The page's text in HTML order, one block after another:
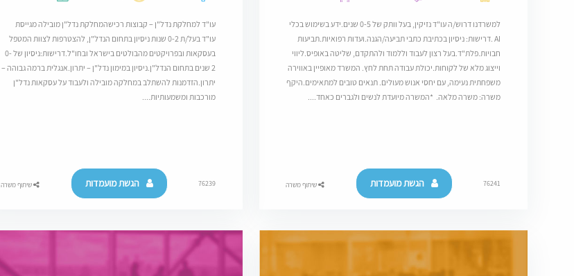
למשרדנו דרוש/ה עו"ד נזיקין, בעל וותק של 0-5 שנים.ידע בשימוש בכלי
AI .דרישות: ניסיון בכתיבת כתבי תביעה/הגנה.ועדות רפואיות.תביעות
חבויות.פלת"ד.בעל רצון לעבוד וללמוד ולהתקדם, שליטה באופיס.ליווי
וייצוג מלא של לקוחות.יכולת עבודה תחת לחץ. המשרד מאופיין באווירה
משפחתית נעימה, עם יחסי אנוש מעולים. תנאים טובים למתאימים.היקף
משרה: משרה מלאה. *המשרה מיועדת לנשים ולגברים כאחד....
76241 הגשת מועמדות שיתוף משרה
עו"ד למחלקת נדל"ן – קבוצות רכישהמחלקת נדל"ן מובילה מגייסת
עו"ד בעל/ת 0-2 שנות ניסיון בתחום הנדל"ן, להצטרפות לצוות המטפל
בעסקאות ובפרויקטים מהבולטים בישראל ובחו"ל.דרישות:ניסיון של 0-
2 שנים בתחום הנדל"ן.ניסיון במימון נדל"ן – יתרון.אנגלית ברמה גבוהה –
יתרון.הזדמנות להשתלב במחלקה מובילה ולעבוד על עסקאות נדל"ן
מורכבות ומשמעותיות....
76239 הגשת מועמדות שיתוף משרה